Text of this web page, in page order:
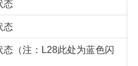
态
态
态（注：L28此处为蓝色闪